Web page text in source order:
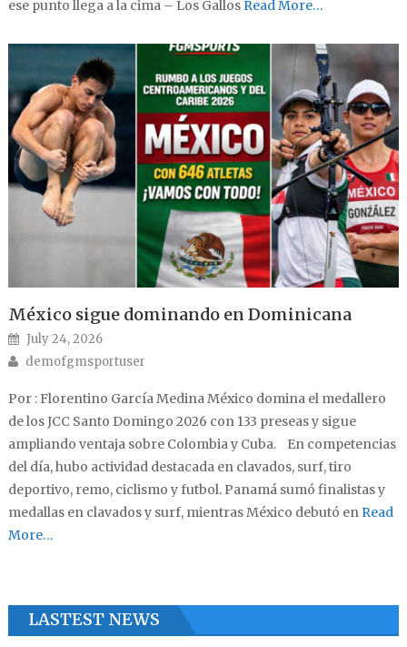
ese punto llega a la cima – Los GallosRead More…
México sigue dominando en Dominicana
Posted on
July 24, 2026
Author
demofgmsportuser
Por : Florentino García Medina México domina el medallero
de los JCC Santo Domingo 2026 con 133 preseas y sigue
ampliando ventaja sobre Colombia y Cuba. En competencias
del día, hubo actividad destacada en clavados, surf, tiro
deportivo, remo, ciclismo y futbol. Panamá sumó finalistas y
medallas en clavados y surf, mientras México debutó enRead
More…
LASTEST NEWS